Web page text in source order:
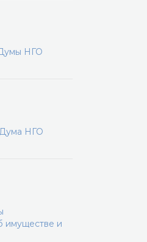
НГО
Дума НГО
имуществе и